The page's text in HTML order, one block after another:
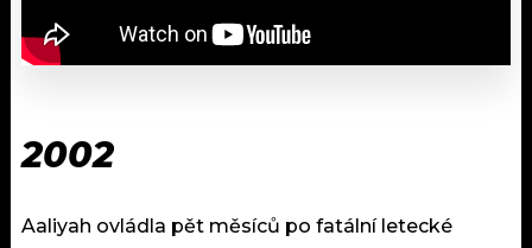
2002
Aaliyah ovládla pět měsíců po fatální letecké